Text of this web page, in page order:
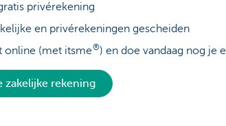
privérekening
en privérekeningen gescheiden
online (met itsme®) en doe vandaag nog je
zakelijke rekening